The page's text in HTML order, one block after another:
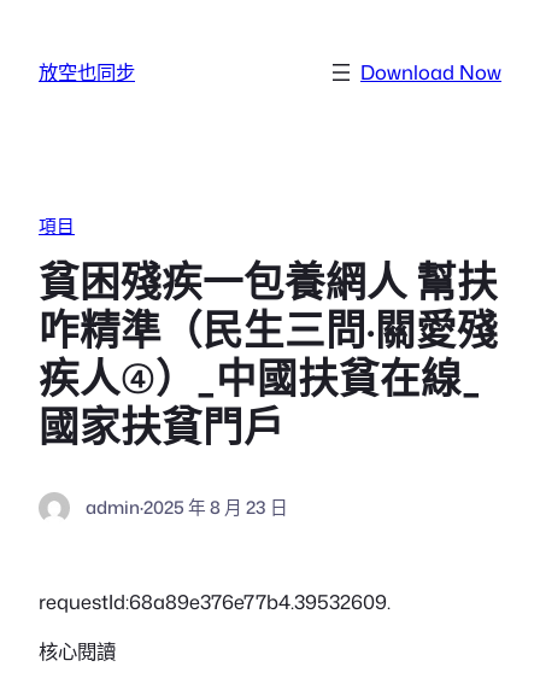
放空也同步 Download Now
項目
貧困殘疾一包養網人 幫扶
咋精準（民生三問·關愛殘
疾人④）_中國扶貧在線_
國家扶貧門戶
admin·2025 年 8 月 23 日
requestId:68a89e376e77b4.39532609.
核心閱讀